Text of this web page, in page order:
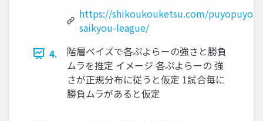
https://shikoukouketsu.com/puyopuyo-
saikyou-league/
4.
階層ベイズで各ぷよらーの強さと勝負
ムラを推定 イメージ 各ぷよらーの 強
さが正規分布に従うと仮定 1試合毎に
勝負ムラがあると仮定